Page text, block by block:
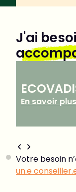
J'ai
En savoir plus
Votre besoin
un.e